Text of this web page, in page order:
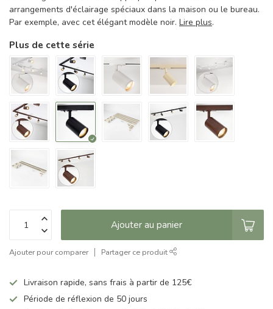
arrangements d'éclairage spéciaux dans la maison ou le bureau.
Par exemple, avec cet élégant modèle noir. Lire plus.
Plus de cette série
Ajouter au panier
Ajouter pour comparer Partager ce produit
Livraison rapide, sans frais à partir de 125€
Période de réflexion de 50 jours